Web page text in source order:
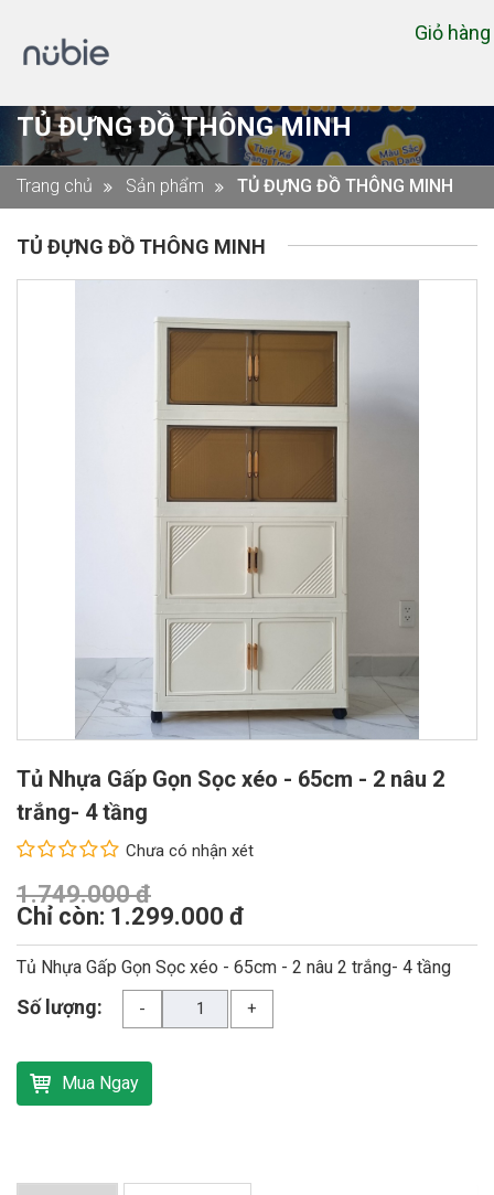
TỦ ĐỰNG ĐỒ THÔNG MINH
Trang chủ Sản phẩm TỦ ĐỰNG ĐỒ THÔNG MINH
TỦ ĐỰNG ĐỒ THÔNG MINH
Tủ Nhựa Gấp Gọn Sọc xéo - 65cm - 2 nâu 2
trắng- 4 tầng
Chưa có nhận xét
1.749.000 đ
Chỉ còn: 1.299.000 đ
Tủ Nhựa Gấp Gọn Sọc xéo - 65cm - 2 nâu 2 trắng- 4 tầng
Số lượng: - +
Mua Ngay
Giỏ hàng